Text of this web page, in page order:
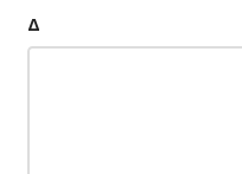
Δ